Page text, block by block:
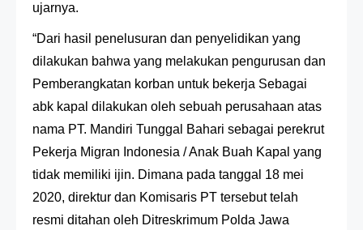
ujarnya.
“Dari hasil penelusuran dan penyelidikan yang
dilakukan bahwa yang melakukan pengurusan dan
Pemberangkatan korban untuk bekerja Sebagai
abk kapal dilakukan oleh sebuah perusahaan atas
nama PT. Mandiri Tunggal Bahari sebagai perekrut
Pekerja Migran Indonesia / Anak Buah Kapal yang
tidak memiliki ijin. Dimana pada tanggal 18 mei
2020, direktur dan Komisaris PT tersebut telah
resmi ditahan oleh Ditreskrimum Polda Jawa